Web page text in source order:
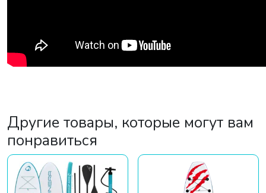
Другие товары, которые могут вам
понравиться